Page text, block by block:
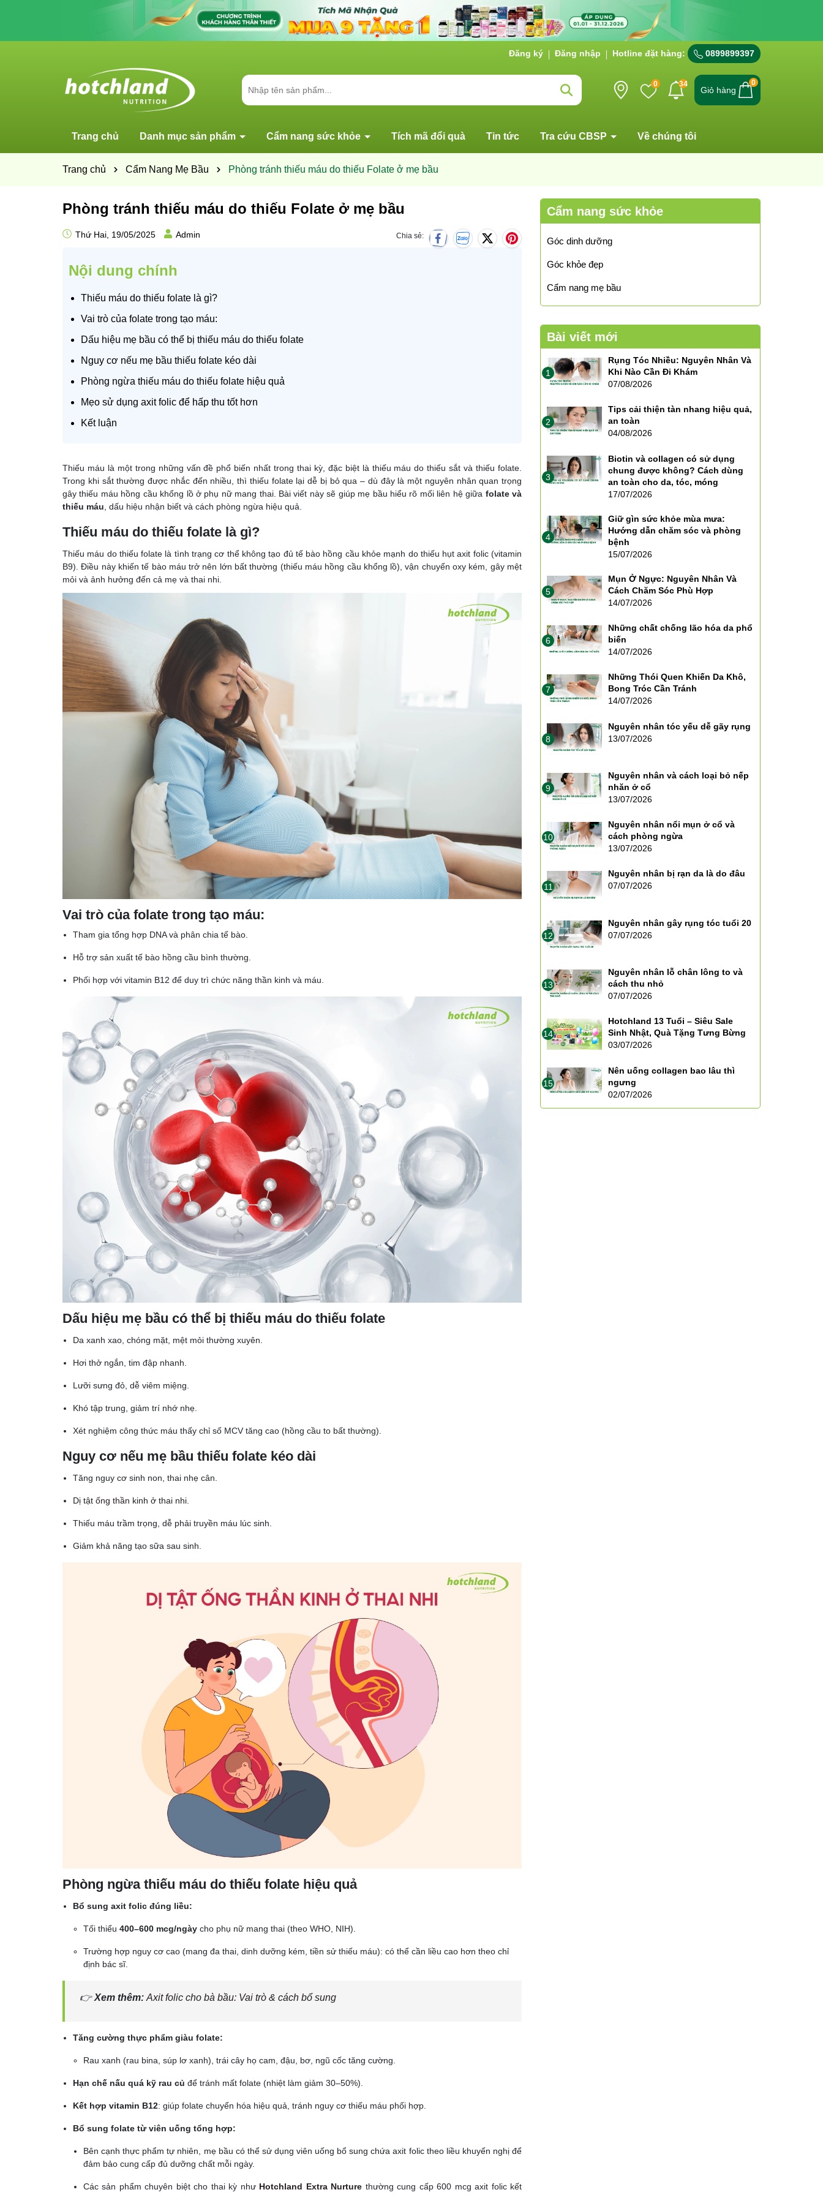
Đăng ký Đăng nhập Hotline đặt hàng: 0899899397
0 34
Giỏ hàng
0
Trang chủ Danh mục sản phẩm Cẩm nang sức khỏe Tích mã đổi quà Tin tức Tra cứu CBSP Về chúng tôi
Trang chủ Cẩm Nang Mẹ Bầu Phòng tránh thiếu máu do thiếu Folate ở mẹ bầu
Phòng tránh thiếu máu do thiếu Folate ở mẹ bầu
Thứ Hai, 19/05/2025 Admin Chia sẻ:
Nội dung chính
Thiếu máu do thiếu folate là gì?
Vai trò của folate trong tạo máu:
Dấu hiệu mẹ bầu có thể bị thiếu máu do thiếu folate
Nguy cơ nếu mẹ bầu thiếu folate kéo dài
Phòng ngừa thiếu máu do thiếu folate hiệu quả
Mẹo sử dụng axit folic để hấp thu tốt hơn
Kết luận
Thiếu máu là một trong những vấn đề phổ biến nhất trong thai kỳ, đặc biệt là thiếu máu do thiếu sắt và thiếu folate.
Trong khi sắt thường được nhắc đến nhiều, thì thiếu folate lại dễ bị bỏ qua – dù đây là một nguyên nhân quan trọng
gây thiếu máu hồng cầu khổng lồ ở phụ nữ mang thai. Bài viết này sẽ giúp mẹ bầu hiểu rõ mối liên hệ giữa folate và
thiếu máu , dấu hiệu nhận biết và cách phòng ngừa hiệu quả.
Thiếu máu do thiếu folate là gì?
Thiếu máu do thiếu folate là tình trạng cơ thể không tạo đủ tế bào hồng cầu khỏe mạnh do thiếu hụt axit folic (vitamin
B9). Điều này khiến tế bào máu trở nên lớn bất thường (thiếu máu hồng cầu khổng lồ), vận chuyển oxy kém, gây mệt
mỏi và ảnh hưởng đến cả mẹ và thai nhi.
Vai trò của folate trong tạo máu:
Tham gia tổng hợp DNA và phân chia tế bào.
Hỗ trợ sản xuất tế bào hồng cầu bình thường.
Phối hợp với vitamin B12 để duy trì chức năng thần kinh và máu.
Dấu hiệu mẹ bầu có thể bị thiếu máu do thiếu folate
Da xanh xao, chóng mặt, mệt mỏi thường xuyên.
Hơi thở ngắn, tim đập nhanh.
Lưỡi sưng đỏ, dễ viêm miệng.
Khó tập trung, giảm trí nhớ nhẹ.
Xét nghiệm công thức máu thấy chỉ số MCV tăng cao (hồng cầu to bất thường).
Nguy cơ nếu mẹ bầu thiếu folate kéo dài
Tăng nguy cơ sinh non, thai nhẹ cân.
Dị tật ống thần kinh ở thai nhi
Thiếu máu trầm trọng, dễ phải truyền máu lúc sinh.
Giảm khả năng tạo sữa sau sinh.
Phòng ngừa thiếu máu do thiếu folate hiệu quả
Bổ sung axit folic đúng liều:
Tối thiểu 400–600 mcg/ngày cho phụ nữ mang thai (theo WHO, NIH).
Trường hợp nguy cơ cao (mang đa thai, dinh dưỡng kém, tiền sử thiếu máu): có thể cần liều cao hơn theo chỉ
định bác sĩ.
👉Xem thêm: Axit folic cho bà bầu: Vai trò & cách bổ sung
Tăng cường thực phẩm giàu folate:
Rau xanh (rau bina, súp lơ xanh), trái cây họ cam, đậu, bơ, ngũ cốc tăng cường.
Hạn chế nấu quá kỹ rau củ để tránh mất folate (nhiệt làm giảm 30–50%).
Kết hợp vitamin B12: giúp folate chuyển hóa hiệu quả, tránh nguy cơ thiếu máu phối hợp.
Bổ sung folate từ viên uống tổng hợp:
Bên cạnh thực phẩm tự nhiên, mẹ bầu có thể sử dụng viên uống bổ sung chứa axit folic theo liều khuyến nghị để
đảm bảo cung cấp đủ dưỡng chất mỗi ngày.
Các sản phẩm chuyên biệt cho thai kỳ như Hotchland Extra Nurture thường cung cấp 600 mcg axit folic kết
Cẩm nang sức khỏe
Góc dinh dưỡng
Góc khỏe đẹp
Cẩm nang mẹ bầu
Bài viết mới
1
Rụng Tóc Nhiều: Nguyên Nhân Và
Khi Nào Cần Đi Khám
07/08/2026
2
Tips cải thiện tàn nhang hiệu quả,
an toàn
04/08/2026
3
Biotin và collagen có sử dụng
chung được không? Cách dùng
an toàn cho da, tóc, móng
17/07/2026
4
Giữ gìn sức khỏe mùa mưa:
Hướng dẫn chăm sóc và phòng
bệnh
15/07/2026
5
Mụn Ở Ngực: Nguyên Nhân Và
Cách Chăm Sóc Phù Hợp
14/07/2026
6
Những chất chống lão hóa da phổ
biến
14/07/2026
7
Những Thói Quen Khiến Da Khô,
Bong Tróc Cần Tránh
14/07/2026
8
Nguyên nhân tóc yếu dễ gãy rụng
13/07/2026
9
Nguyên nhân và cách loại bỏ nếp
nhăn ở cổ
13/07/2026
10
Nguyên nhân nổi mụn ở cổ và
cách phòng ngừa
13/07/2026
11
Nguyên nhân bị rạn da là do đâu
07/07/2026
12
Nguyên nhân gây rụng tóc tuổi 20
07/07/2026
13
Nguyên nhân lỗ chân lông to và
cách thu nhỏ
07/07/2026
14
Hotchland 13 Tuổi – Siêu Sale
Sinh Nhật, Quà Tặng Tưng Bừng
03/07/2026
15
Nên uống collagen bao lâu thì
ngưng
02/07/2026